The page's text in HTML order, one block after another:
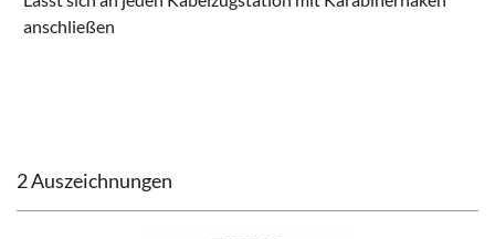
anschließen
2 Auszeichnungen